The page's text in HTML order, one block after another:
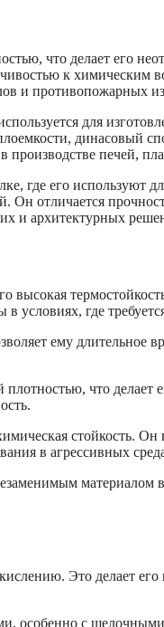
что делает его
к химическим
и противопожарных
для
динасовый
производстве печей,
где его используют
отличается
и архитектурных
высокая
условиях, где
ему длительное
что
стойкость.
в агрессивных
материалом
Это делает
особенно с